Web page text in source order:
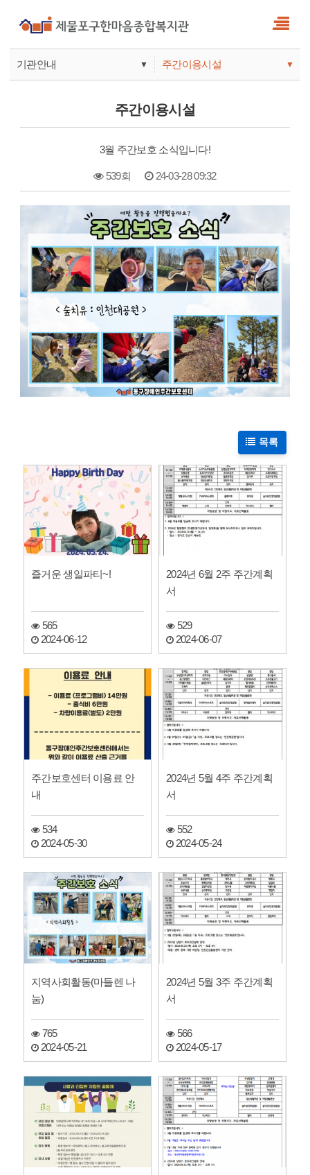
기관안내 ▼
기관안내
주간이용시설 ▼
주간보호
주간이용시설
3월 주간보호 소식입니다!
539회 24-03-28 09:32
본문
목록
즐거운 생일파티~!
565
2024-06-12
2024년 6월 2주 주간계획
서
529
2024-06-07
주간보호센터 이용료 안
내
534
2024-05-30
2024년 5월 4주 주간계획
서
552
2024-05-24
지역사회활동(마들렌 나
눔)
765
2024-05-21
2024년 5월 3주 주간계획
서
566
2024-05-17